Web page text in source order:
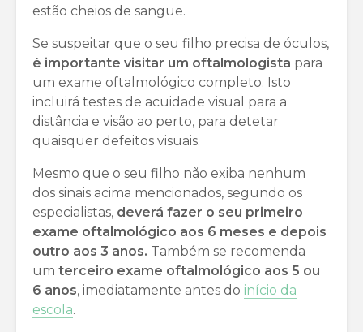
estão cheios de sangue.
Se suspeitar que o seu filho precisa de óculos,
é importante visitar um oftalmologista para
um exame oftalmológico completo. Isto
incluirá testes de acuidade visual para a
distância e visão ao perto, para detetar
quaisquer defeitos visuais.
Mesmo que o seu filho não exiba nenhum
dos sinais acima mencionados, segundo os
especialistas, deverá fazer o seu primeiro
exame oftalmológico aos 6 meses e depois
outro aos 3 anos. Também se recomenda
um terceiro exame oftalmológico aos 5 ou
6 anos, imediatamente antes do início da
escola.